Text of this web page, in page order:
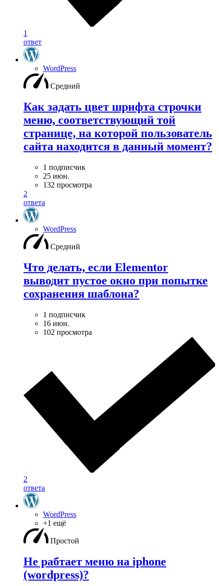
1
ответ
WordPress
Средний
Как задать цвет шрифта строчки
меню, соответствующий той
странице, на которой пользователь
сайта находится в данный момент?
1 подписчик
25 июн.
132 просмотра
2
ответа
WordPress
Средний
Что делать, если Elementor
выводит пустое окно при попытке
сохранения шаблона?
1 подписчик
16 июн.
102 просмотра
2
ответа
WordPress
+1 ещё
Простой
Не рабтает меню на iphone
(wordpress)?